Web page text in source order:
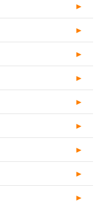
►
►
►
►
►
►
►
►
►